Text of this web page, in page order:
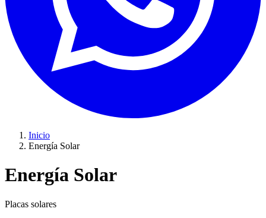
Inicio
Energía Solar
Energía Solar
Placas solares